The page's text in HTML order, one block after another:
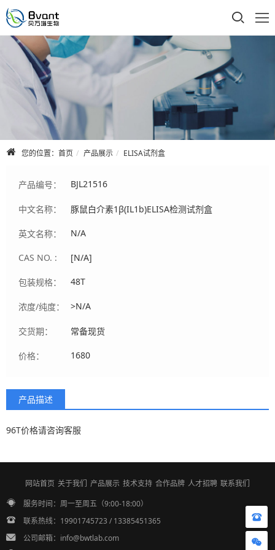
首页
公司介绍
产品展示
技术支持
人才招聘
联系我们
您的位置： 首页 产品展示 ELISA试剂盒
产品编号： BJL21516
中文名称： 豚鼠白介素1β(IL1b)ELISA检测试剂盒
英文名称： N/A
CAS NO. : [N/A]
包装规格： 48T
浓度/纯度： >N/A
交货期： 常备现货
价格： 1680
产品描述
96T价格请咨询客服
网站首页 关于我们 产品展示 技术支持 合作品牌 人才招聘 联系我们
服务时间：周一至周五（9:00-18:00）
联系热线：19901745723 / 13385451365
公司邮箱：info@bwtlab.com